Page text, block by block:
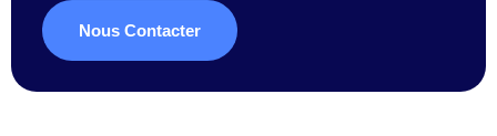
Nous Contacter